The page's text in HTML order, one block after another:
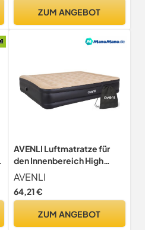
100% Baumwolle – Grau
ZUM ANGEBOT
AVENLI Luftmatratze für
den Innenbereich High
Raised Queen Size 203 x
157 x 47 cm, beflockt,
schwarz/beige, mit
Pumpe und Tasche
AVENLI
64,21 €
ZUM ANGEBOT